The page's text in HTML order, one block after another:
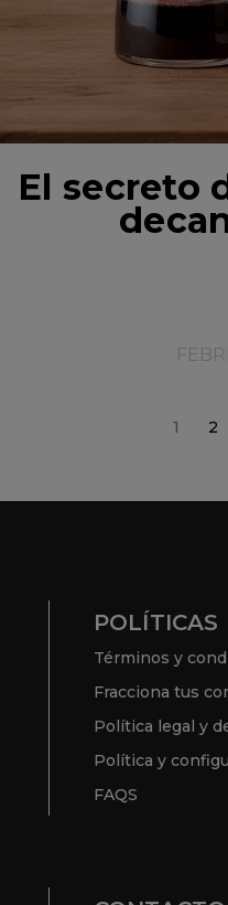
El secreto
1 2
POLÍTICAS
Términos y
Fracciona tus
Política legal y
Política y
FAQS